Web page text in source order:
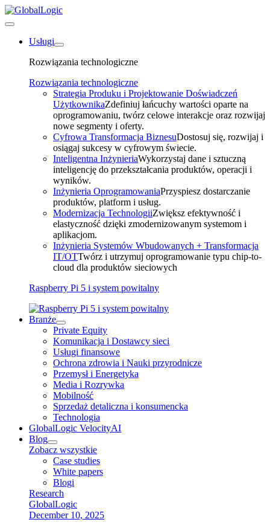
Usługi
Rozwiązania technologiczne
Rozwiązania technologiczne
Strategia Produku i Projektowanie Doświadczeń
UżytkownikaZdefiniuj łańcuchy wartości oparte na
oprogramowaniu, twórz celowe interakcje oraz rozwijaj
nowe segmenty i oferty.
Cyfrowa Transformacja BiznesuDostosuj się, rozwijaj i
osiągaj sukcesy w cyfrowym świecie.
Inteligentna InżynieriaWykorzystaj dane i sztuczną
inteligencję do przekształcania produktów, operacji i
wyników.
Inżynieria OprogramowaniaPrzyspiesz dostarczanie
produktów, platform i usług.
Modernizacja TechnologiiZwiększ efektywność i
elastyczność dzięki zmodernizowanym systemom i
aplikacjom.
Inżynieria Systemów Wbudowanych + Transformacja
IT/OTTwórz i utrzymuj oprogramowanie typu chip-to-
cloud dla produktów sieciowych
Raspberry Pi 5 i system powitalny
Branże
Private Equity
Komunikacja i Dostawcy sieci
Usługi finansowe
Ochrona zdrowia i Nauki przyrodnicze
Przemysł i Energetyka
Media i Rozrywka
Mobilność
Sprzedaż detaliczna i konsumencka
Technologia
GlobalLogic VelocityAI
Blog
Zobacz wszystkie
Case studies
White papers
Blogi
Research
GlobalLogic
December 10, 2025